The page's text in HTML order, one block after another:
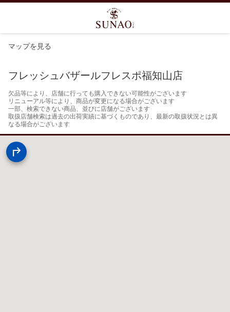
マップを見る
フレッシュバザールフレスポ福知山店
欠品等により、店舗に行っても購入できない可能性がございます
リニューアル等により、商品が変更になる場合がございます
一部、検索できない商品、並びに店舗がございます
取扱店舗検索は過去の出荷実績に基づくものであり、最新の取扱状況とは異
なる場合がございます